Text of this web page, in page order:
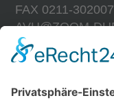
FAX 0211-
AVH@ZOOM-